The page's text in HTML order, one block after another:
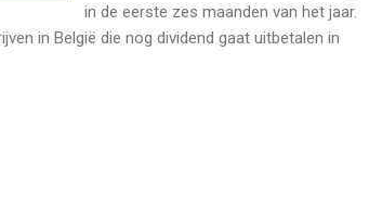
in de eerste zes maanden van het jaar.
in België die nog dividend gaat uitbetalen in